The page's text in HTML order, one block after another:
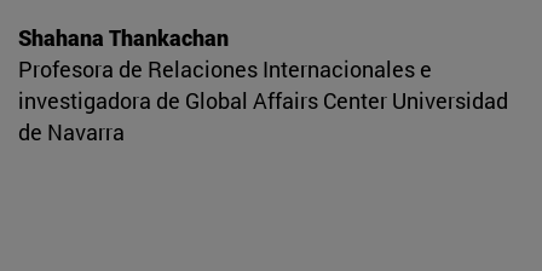
Shahana Thankachan
Profesora de Relaciones Internacionales e
investigadora de Global Affairs Center Universidad
de Navarra